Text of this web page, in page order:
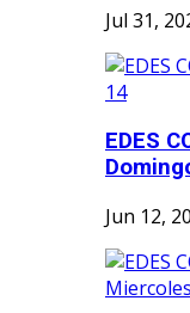
Jul 31,
EDES
Jun 12,